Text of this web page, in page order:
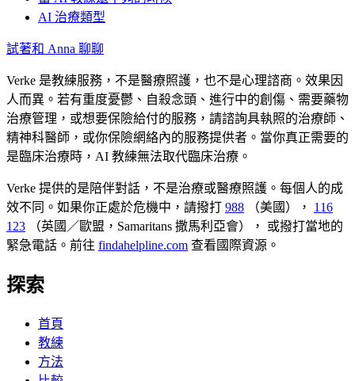
AI 治療類型
試著和 Anna 聊聊
Verke 是教練服務，不是醫療照護，也不是心理諮商。效果因
人而異。若有重度憂鬱、自殺念頭、進行中的創傷、需要藥物
治療管理，或想要保險給付的服務，請諮詢具執照的治療師、
精神科醫師，或你保險網絡內的服務提供者。當你真正需要的
是臨床治療時，AI 教練無法取代臨床治療。
Verke 提供的是陪伴對話，不是治療或醫療照護。每個人的成
效不同。如果你正處於危機中，請撥打 988 （美國），
116
123
（英國／歐盟，Samaritans 撒馬利亞會），
或撥打當地的
緊急電話。前往 findahelpline.com 查看國際資源。
探索
首頁
教練
方法